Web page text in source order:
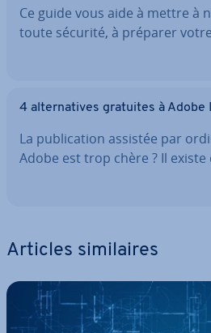
Ce guide vous aide à mettre à
toute sécurité, à préparer
4 al­ter­na­tives gratuites à Adobe
La pu­bli­ca­tion assistée par
Adobe est trop chère ? Il existe
Articles si­mi­laires